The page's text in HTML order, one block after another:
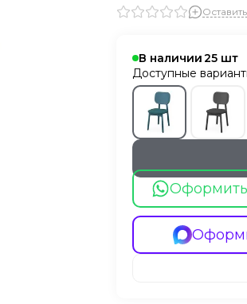
В наличии25
Доступные